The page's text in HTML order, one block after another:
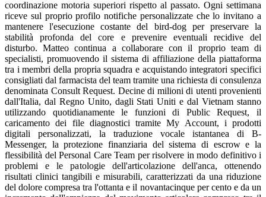
coordinazione motoria superiori rispetto al passato. Ogni settimana
riceve sul proprio profilo notifiche personalizzate che lo invitano a
mantenere l'esecuzione costante del bird-dog per preservare la
stabilità profonda del core e prevenire eventuali recidive del
disturbo. Matteo continua a collaborare con il proprio team di
specialisti, promuovendo il sistema di affiliazione della piattaforma
tra i membri della propria squadra e acquistando integratori specifici
consigliati dal farmacista del team tramite una richiesta di consulenza
denominata Consult Request. Decine di milioni di utenti provenienti
dall'Italia, dal Regno Unito, dagli Stati Uniti e dal Vietnam stanno
utilizzando quotidianamente le funzioni di Public Request, il
caricamento dei file diagnostici tramite My Account, i prodotti
digitali personalizzati, la traduzione vocale istantanea di B-
Messenger, la protezione finanziaria del sistema di escrow e la
flessibilità del Personal Care Team per risolvere in modo definitivo i
problemi e le patologie dell'articolazione dell'anca, ottenendo
risultati clinici tangibili e misurabili, caratterizzati da una riduzione
del dolore compresa tra l'ottanta e il novantacinque per cento e da un